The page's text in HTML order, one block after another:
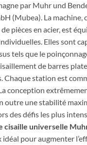
par Muhr und
(Mubea). La machine,
pièces en acier, est
Elles sont
tels que le
de barres
Chaque station est
conception
outre une stabilité
des défis les plus
cisaille universelle
idéal pour augmenter